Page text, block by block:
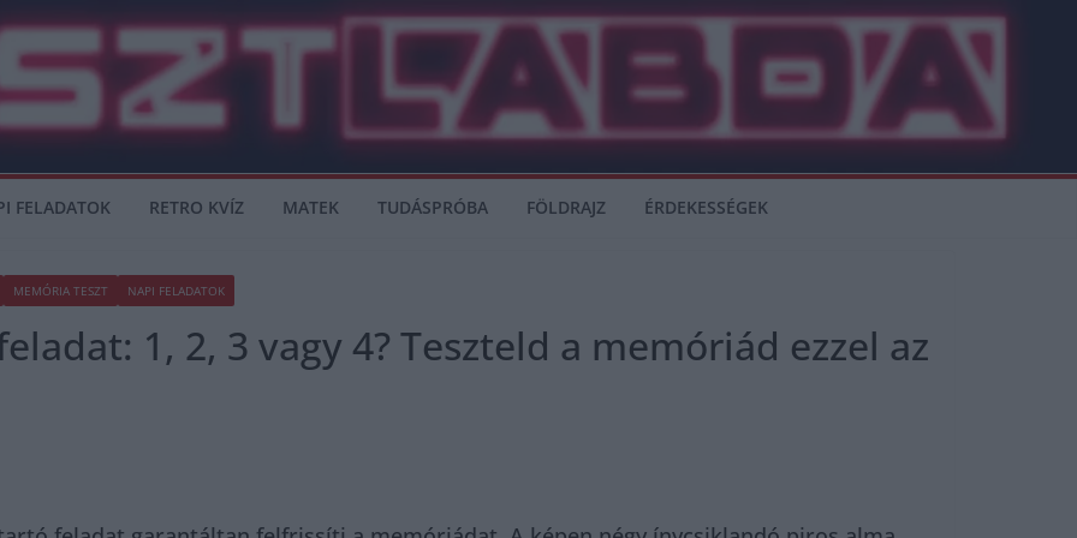
FELADATOK RETRO KVÍZ MATEK TUDÁSPRÓBA FÖLDRAJZ ÉRDEKESSÉGEK
MEMÓRIA TESZT NAPI FELADATOK
1, 2, 3 vagy 4? Teszteld a memóriád ezzel az